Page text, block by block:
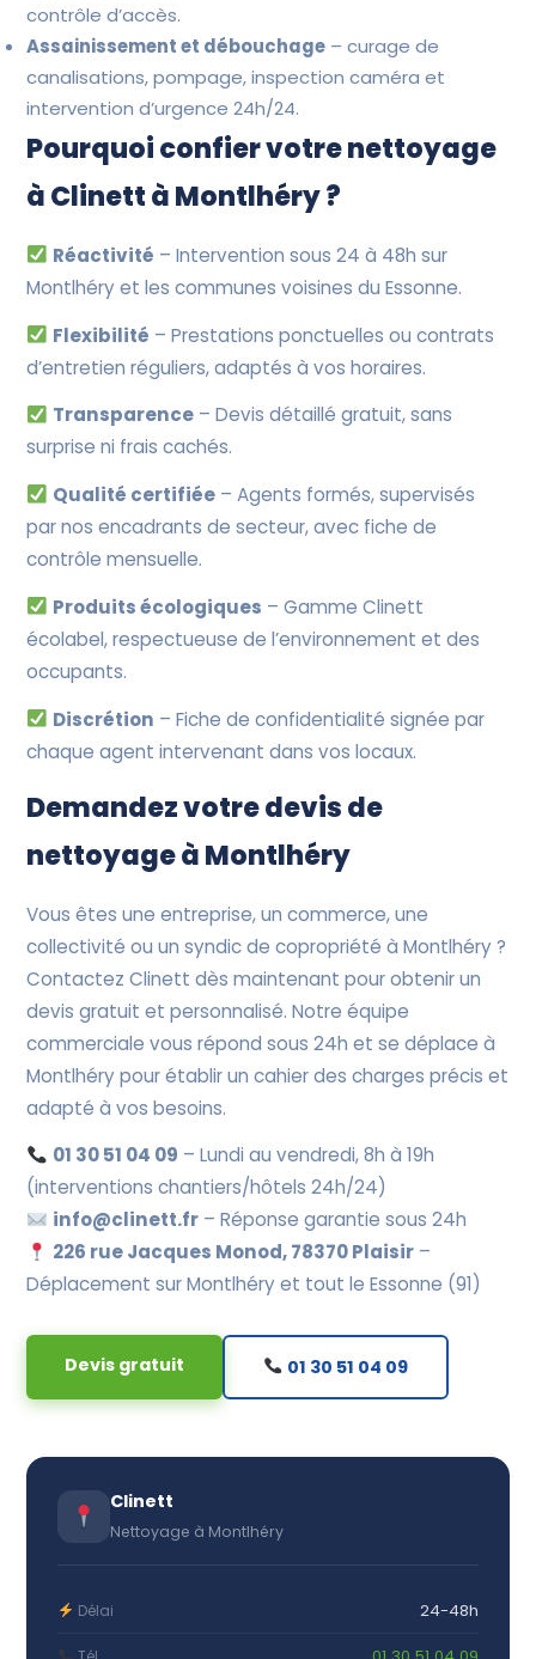
contrôle d’accès.
Assainissement et débouchage – curage de
canalisations, pompage, inspection caméra et
intervention d’urgence 24h/24.
Pourquoi confier votre nettoyage
à Clinett à Montlhéry ?
Réactivité – Intervention sous 24 à 48h sur
Montlhéry et les communes voisines du Essonne.
Flexibilité – Prestations ponctuelles ou contrats
d’entretien réguliers, adaptés à vos horaires.
Transparence– Devis détaillé gratuit, sans
surprise ni frais cachés.
Qualité certifiée– Agents formés, supervisés
par nos encadrants de secteur, avec fiche de
contrôle mensuelle.
Produits écologiques – Gamme Clinett
écolabel, respectueuse de l’environnement et des
occupants.
Discrétion – Fiche de confidentialité signée par
chaque agent intervenant dans vos locaux.
Demandez votre devis de
nettoyage à Montlhéry
Vous êtes une entreprise, un commerce, une
collectivité ou un syndic de copropriété à Montlhéry ?
Contactez Clinett dès maintenant pour obtenir un
devis gratuit et personnalisé. Notre équipe
commerciale vous répond sous 24h et se déplace à
Montlhéry pour établir un cahier des charges précis et
adapté à vos besoins.
01 30 51 04 09 – Lundi au vendredi, 8h à 19h
(interventions chantiers/hôtels 24h/24)
info@clinett.fr– Réponse garantie sous 24h
226 rue Jacques Monod, 78370 Plaisir–
Déplacement sur Montlhéry et tout le Essonne (91)
Devis gratuit 01 30 51 04 09
Clinett
Nettoyage à Montlhéry
Délai 24-48h